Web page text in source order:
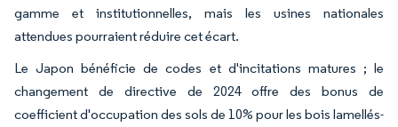
gamme et institutionnelles, mais les usines nationales
attendues pourraient réduire cet écart.
Le Japon bénéficie de codes et d'incitations matures ; le
changement de directive de 2024 offre des bonus de
coefficient d'occupation des sols de 10% pour les bois lamellés-